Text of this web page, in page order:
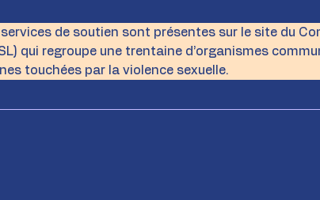
de soutien sont présentes sur le site du
qui regroupe une trentaine d’organismes
touchées par la violence sexuelle.